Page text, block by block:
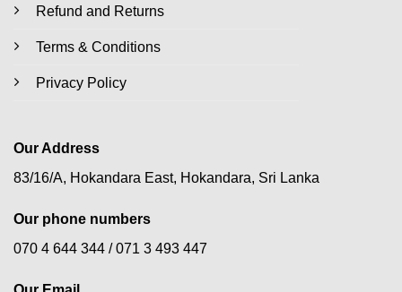
Refund and Returns
Terms & Conditions
Privacy Policy
Our Address
83/16/A, Hokandara East, Hokandara, Sri Lanka
Our phone numbers
070 4 644 344 /071 3 493 447